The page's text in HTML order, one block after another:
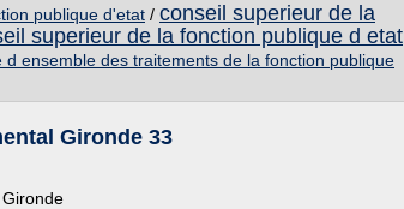
publique d'etat / conseil superieur de la
superieur de la fonction publique d etat
d ensemble des traitements de la fonction publique
Gironde 33